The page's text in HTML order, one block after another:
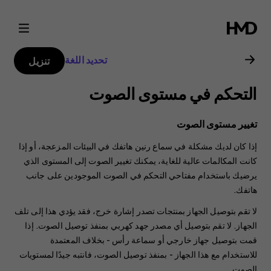
دليل
مستخدم
Nokia
2
تحديد اللغة تنزيل
التحكم في مستوى الصوت
تغيير مستوى الصوت
إذا كان لديك مشكلة في سماع رنين هاتفك في البيئات المزعجة، أو إذا
كانت المكالمات عالية للغاية، يمكنك تغيير الصوت إلى المستوى الذي
يرضيك باستخدام مفتاحي التحكم في الصوت الموجودين على جانب
هاتفك.
لا تقم بتوصيل الجهاز بمنتجات تصدر إشارة خرج، فقد يؤدي هذا إلى تلف
الجهاز. لا تقم بتوصيل أي مصدر جهد كهربي بمنفذ توصيل الصوت. إذا
قمت بتوصيل جهاز خارجي أو سماعة رأس - بخلاف المعتمدة
للاستخدام مع هذا الجهاز - بمنفذ توصيل الصوت، فانتبه جيدًا لمستويات